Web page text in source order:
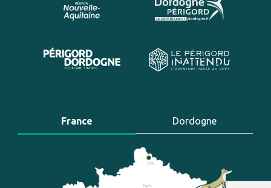
France Dordogne